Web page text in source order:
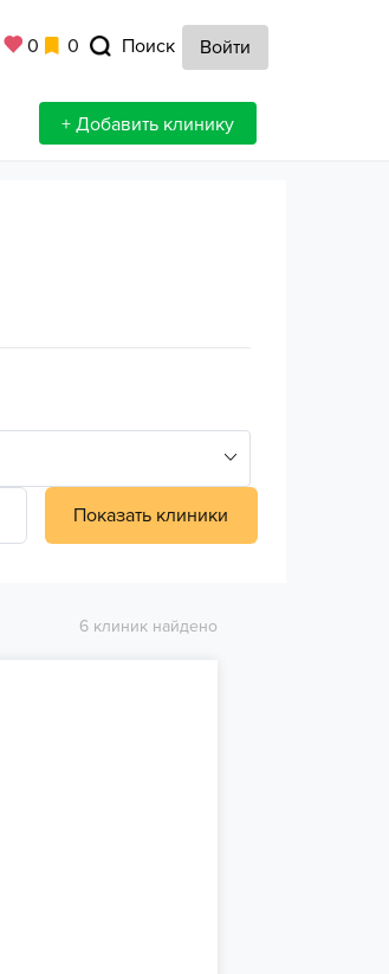
0 0 Поиск Войти
+ Добавить клинику
Показать клиники
6 клиник найдено